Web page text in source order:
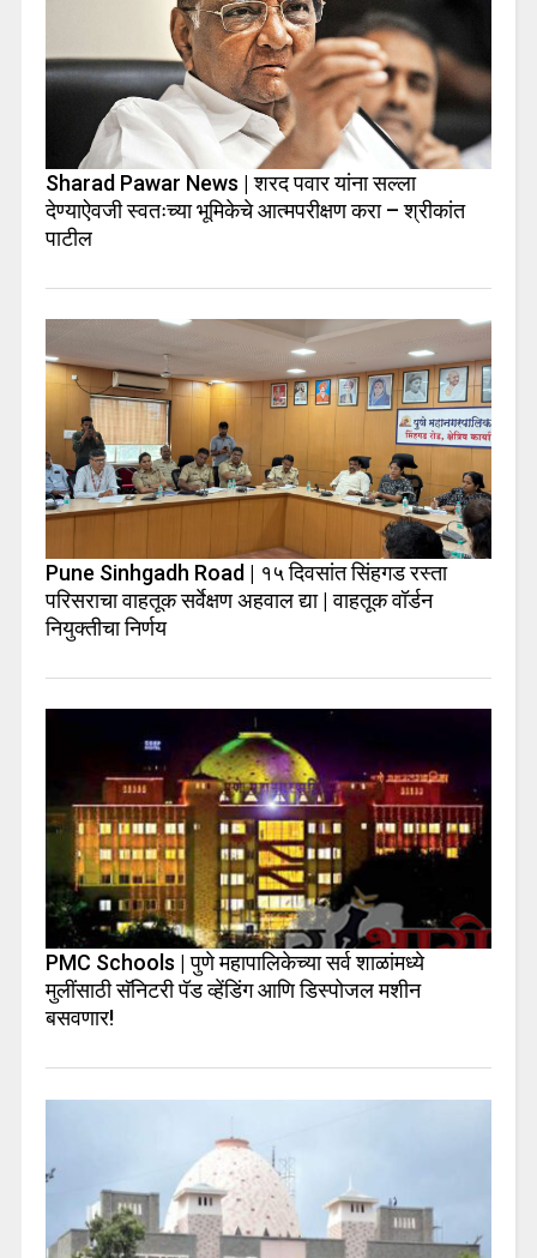
Sharad Pawar News | शरद पवार यांना सल्ला
देण्याऐवजी स्वतःच्या भूमिकेचे आत्मपरीक्षण करा – श्रीकांत
पाटील
Pune Sinhgadh Road | १५ दिवसांत सिंहगड रस्ता
परिसराचा वाहतूक सर्वेक्षण अहवाल द्या | वाहतूक वॉर्डन
नियुक्तीचा निर्णय
PMC Schools | पुणे महापालिकेच्या सर्व शाळांमध्ये
मुलींसाठी सॅनिटरी पॅड व्हेंडिंग आणि डिस्पोजल मशीन
बसवणार!